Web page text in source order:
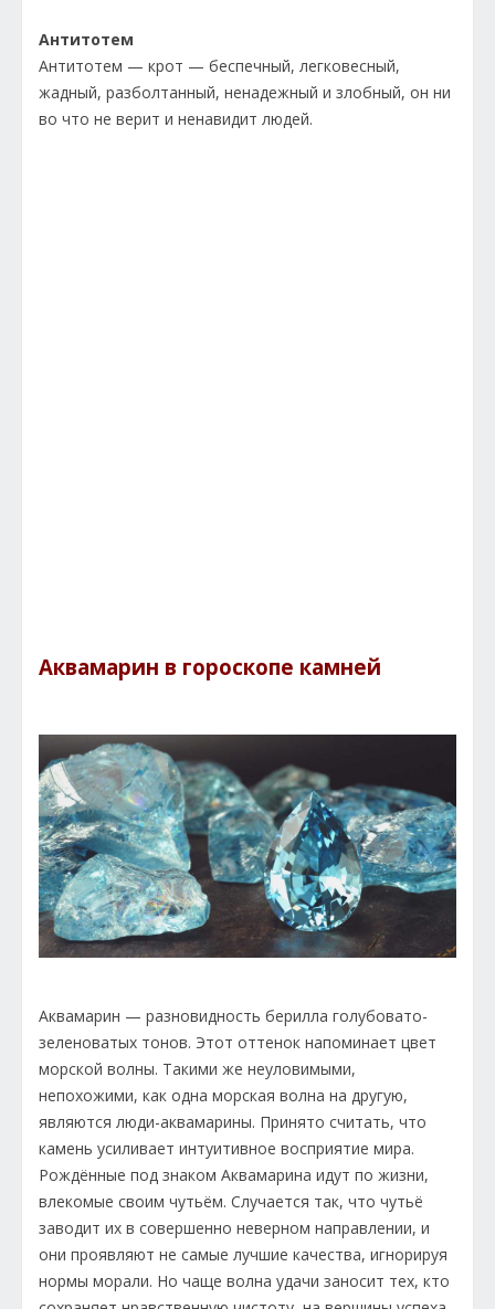
Антитотем
Антитотем — крот — беспечный, легковесный,
жадный, разболтанный, ненадежный и злобный, он ни
во что не верит и ненавидит людей.
Аквамарин в гороскопе камней
Аквамарин — разновидность берилла голубовато-
зеленоватых тонов. Этот оттенок напоминает цвет
морской волны. Такими же неуловимыми,
непохожими, как одна морская волна на другую,
являются люди-аквамарины. Принято считать, что
камень усиливает интуитивное восприятие мира.
Рождённые под знаком Аквамарина идут по жизни,
влекомые своим чутьём. Случается так, что чутьё
заводит их в совершенно неверном направлении, и
они проявляют не самые лучшие качества, игнорируя
нормы морали. Но чаще волна удачи заносит тех, кто